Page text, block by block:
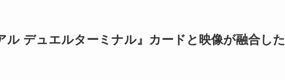
ル デュエルターミナル』カードと映像が融合した